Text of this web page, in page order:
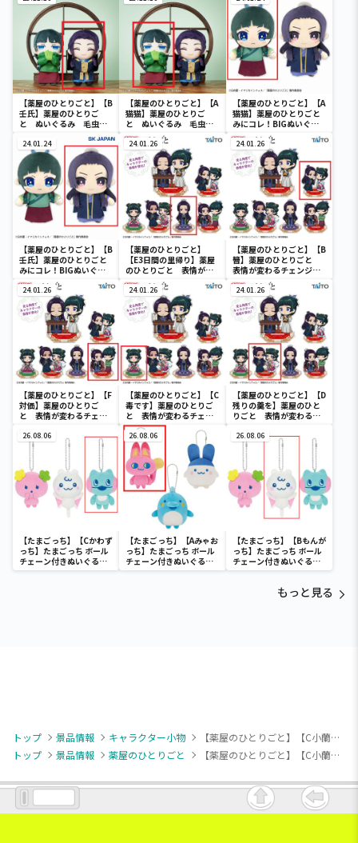
【薬屋のひとりごと】【B
壬氏】薬屋のひとりご
と ぬいぐるみ 毛虫を
【薬屋のひとりごと】【A
猫猫】薬屋のひとりご
と ぬいぐるみ 毛虫を
見るような目ver.
【薬屋のひとりごと】【A
猫猫】薬屋のひとりごと
みにコレ！BIGぬいぐる
み
24.01.24
【薬屋のひとりごと】【B
壬氏】薬屋のひとりごと
みにコレ！BIGぬいぐる
み
24.01.26
【薬屋のひとりごと】
【E3日間の里帰り】薬屋
のひとりごと 表情が変
わるチェンジングアクリ
ルスタンド
24.01.26
【薬屋のひとりごと】【B
簪】薬屋のひとりごと
表情が変わるチェンジン
グアクリルスタンド
24.01.26
【薬屋のひとりごと】【F
対価】薬屋のひとりご
と 表情が変わるチェン
24.01.26
【薬屋のひとりごと】【C
毒です】薬屋のひとりご
と 表情が変わるチェン
ジングアクリルスタンド
24.01.26
【薬屋のひとりごと】【D
残りの羹を】薬屋のひと
りごと 表情が変わるチ
ンド
26.08.06
【たまごっち】【Cかわず
っち】たまごっち ボール
チェーン付きぬいぐるみ
～Tamagotchi
26.08.06
【たまごっち】【Aみゃお
っち】たまごっち ボール
チェーン付きぬいぐるみ
～Tamagotchi
26.08.06
【たまごっち】【Bもんが
っち】たまごっち ボール
チェーン付きぬいぐるみ
～Tamagotchi
もっと見る
トップ 景品情報 キャラクター小物
【薬屋のひとりごと】【C小蘭】TVアニメ『薬屋のひとりごと』 ちびぐるみvol.2
トップ
景品情報 薬屋のひとりごと 【薬屋のひとりごと】【C小蘭】TVアニメ『薬屋のひとりごと』 ちびぐるみvol.2